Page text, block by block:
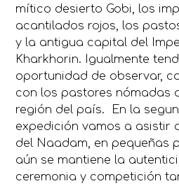
mítico desierto Gobi, los
acantilados rojos, los
y la antigua capital del
Kharkhorin. Igualmente
oportunidad de observar,
con los pastores nómadas
región del país. En la
expedición vamos a asistir
del Naadam, en pequeñas
aún se mantiene la
ceremonia y competición